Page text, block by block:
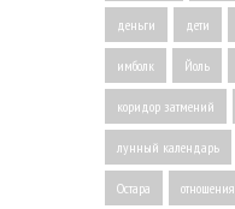
деньги дети
имболк Йоль
коридор затмений
лунный календарь
Остара отношения